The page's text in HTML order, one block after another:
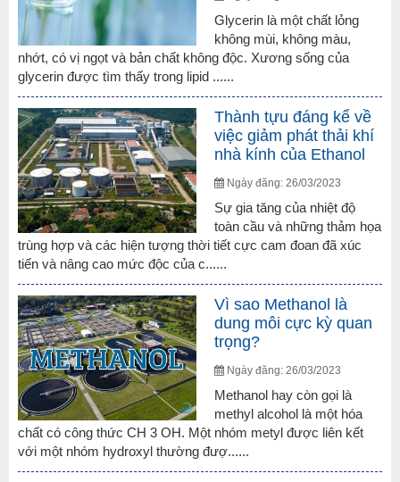
Glycerin là một chất lỏng
không mùi, không màu,
nhớt, có vị ngọt và bản chất không độc. Xương sống của
glycerin được tìm thấy trong lipid ......
Thành tựu đáng kể về
việc giảm phát thải khí
nhà kính của Ethanol
Ngày đăng: 26/03/2023
Sự gia tăng của nhiệt độ
toàn cầu và những thảm họa
trùng hợp và các hiện tượng thời tiết cực cam đoan đã xúc
tiến và nâng cao mức độc của c......
Vì sao Methanol là
dung môi cực kỳ quan
trọng?
Ngày đăng: 26/03/2023
Methanol hay còn gọi là
methyl alcohol là một hóa
chất có công thức CH 3 OH. Một nhóm metyl được liên kết
với một nhóm hydroxyl thường đượ......